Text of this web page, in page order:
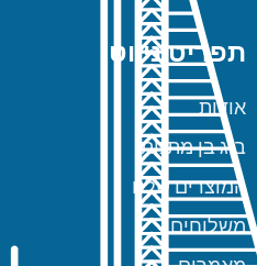
תפריט ניווט
אודות
ביג בן מתנות
המוצרים שלנו
משלוחים